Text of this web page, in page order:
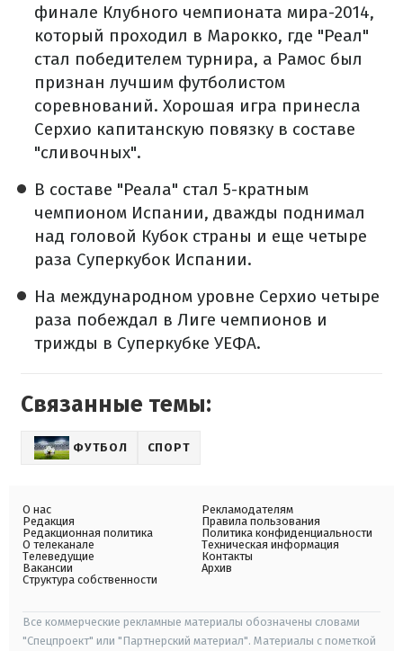
финале Клубного чемпионата мира-2014,
который проходил в Марокко, где "Реал"
стал победителем турнира, а Рамос был
признан лучшим футболистом
соревнований. Хорошая игра принесла
Серхио капитанскую повязку в составе
"сливочных".
В составе "Реала" стал 5-кратным
чемпионом Испании, дважды поднимал
над головой Кубок страны и еще четыре
раза Суперкубок Испании.
На международном уровне Серхио четыре
раза побеждал в Лиге чемпионов и
трижды в Суперкубке УЕФА.
Связанные темы:
ФУТБОЛ СПОРТ
О нас
Редакция
Редакционная политика
О телеканале
Телеведущие
Вакансии
Структура собственности
Рекламодателям
Правила пользования
Политика конфиденциальности
Техническая информация
Контакты
Архив
Все коммерческие рекламные материалы обозначены словами
"Спецпроект" или "Партнерский материал". Материалы с пометкой